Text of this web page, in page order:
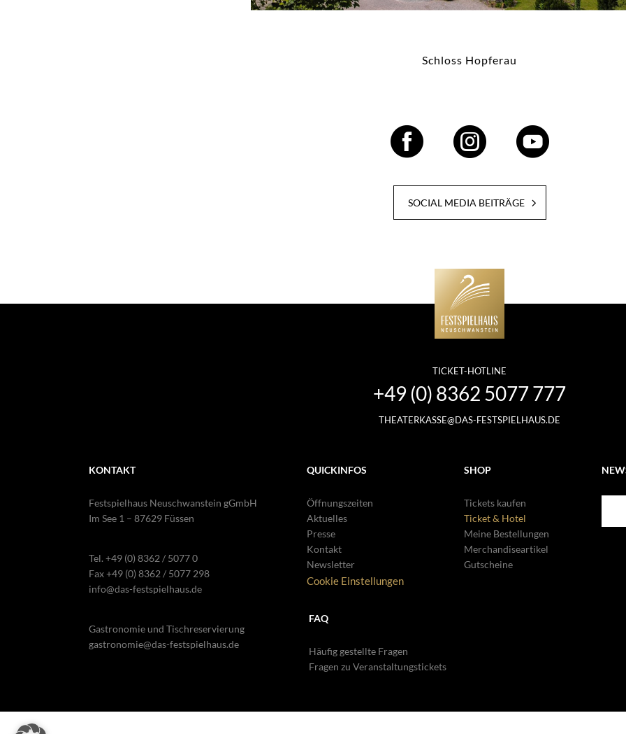
Schloss Hopferau
SOCIAL MEDIA BEITRÄGE
TICKET-HOTLINE
+49 (0) 8362 5077 777
THEATERKASSE@DAS-FESTSPIELHAUS.DE
KONTAKT
Festspielhaus Neuschwanstein gGmbH
Im See 1 – 87629 Füssen
Tel. +49 (0) 8362 / 5077 0
Fax +49 (0) 8362 / 5077 298
info@das-festspielhaus.de
Gastronomie und Tischreservierung
gastronomie@das-festspielhaus.de
QUICKINFOS
Öffnungszeiten
Aktuelles
Presse
Kontakt
Newsletter
Cookie Einstellungen
SHOP
Tickets kaufen
Ticket & Hotel
Meine Bestellungen
Merchandiseartikel
Gutscheine
FAQ
Häufig gestellte Fragen
Fragen zu Veranstaltungstickets